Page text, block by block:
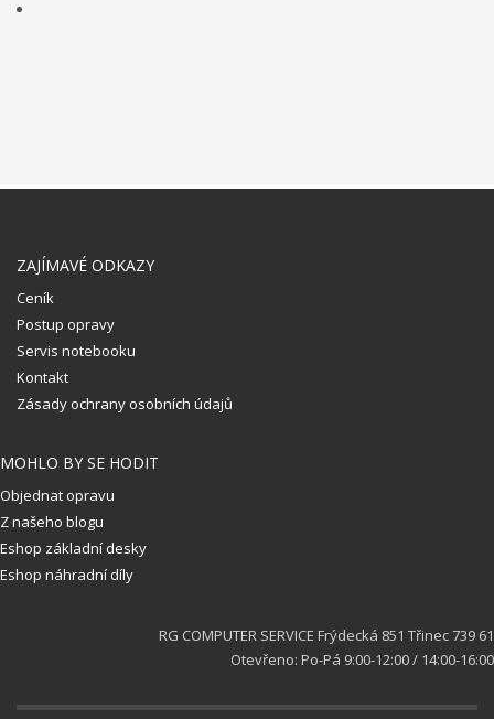
ZAJÍMAVÉ ODKAZY
Ceník
Postup opravy
Servis notebooku
Kontakt
Zásady ochrany osobních údajů
MOHLO BY SE HODIT
Objednat opravu
Z našeho blogu
Eshop základní desky
Eshop náhradní díly
RG COMPUTER SERVICE Frýdecká 851 Třinec 739 61
Otevřeno: Po-Pá 9:00-12:00 / 14:00-16:00